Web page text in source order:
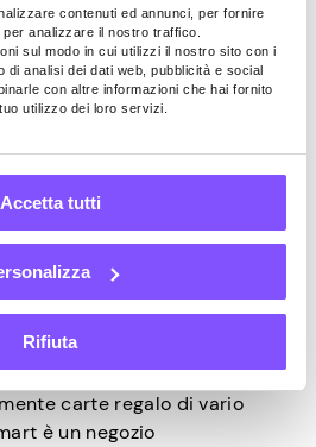
contenuti ed annunci, per fornire
analizzare il nostro traffico.
sul modo in cui utilizzi il nostro sito con i
analisi dei dati web, pubblicità e social
con altre informazioni che hai fornito
utilizzo dei loro servizi.
Accetta tutti
Rifiuta
non sono l’unico
buoni regalo Walmart
più popolari per
sondaggi.
alle aziende
di queste
i sondaggi e
cambio.
questi punti per
di vantaggi, alcuni dei
carte regalo di vario
è un negozio